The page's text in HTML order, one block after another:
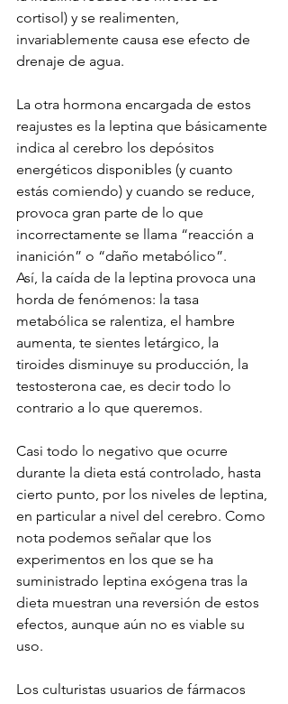
cortisol) y se realimenten,
invariablemente causa ese efecto de
drenaje de agua.
La otra hormona encargada de estos
reajustes es la leptina que básicamente
indica al cerebro los depósitos
energéticos disponibles (y cuanto
estás comiendo) y cuando se reduce,
provoca gran parte de lo que
incorrectamente se llama “reacción a
inanición” o “daño metabólico”.
Así, la caída de la leptina provoca una
horda de fenómenos: la tasa
metabólica se ralentiza, el hambre
aumenta, te sientes letárgico, la
tiroides disminuye su producción, la
testosterona cae, es decir todo lo
contrario a lo que queremos.
Casi todo lo negativo que ocurre
durante la dieta está controlado, hasta
cierto punto, por los niveles de leptina,
en particular a nivel del cerebro. Como
nota podemos señalar que los
experimentos en los que se ha
suministrado leptina exógena tras la
dieta muestran una reversión de estos
efectos, aunque aún no es viable su
uso.
Los culturistas usuarios de fármacos